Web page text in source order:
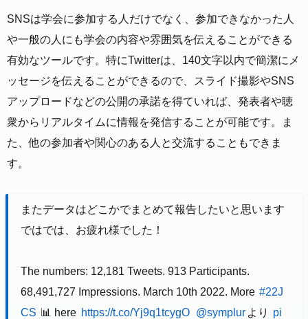
SNSは学会に参加する人だけでなく、参加できなかった人
や一般の人にも学会の内容や雰囲気を伝えることができる
有効なツールです。特にTwitterは、140文字以内で簡潔にメ
ッセージを伝えることができるので、スライド撮影やSNS
アップロードなどの公開の承諾を得ていれば、発表者や聴
衆からリアルタイムに情報を発信することが可能です。ま
た、他の参加者や関心のある人と交流することもできま
す。
またデータはどこかでまとめて報告したいと思います
ではでは、お疲れ様でした！
The numbers: 12,181 Tweets. 913 Participants.
68,491,727 Impressions. March 10th 2022. More #22J
CS
📊 here https://t.co/Yj9q1tcygO @symplur より
pi